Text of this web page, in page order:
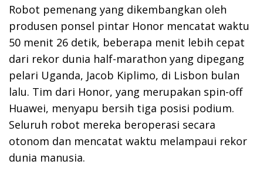
Robot pemenang yang dikembangkan oleh
produsen ponsel pintar Honor mencatat waktu
50 menit 26 detik, beberapa menit lebih cepat
dari rekor dunia half-marathon yang dipegang
pelari Uganda, Jacob Kiplimo, di Lisbon bulan
lalu. Tim dari Honor, yang merupakan spin-off
Huawei, menyapu bersih tiga posisi podium.
Seluruh robot mereka beroperasi secara
otonom dan mencatat waktu melampaui rekor
dunia manusia.